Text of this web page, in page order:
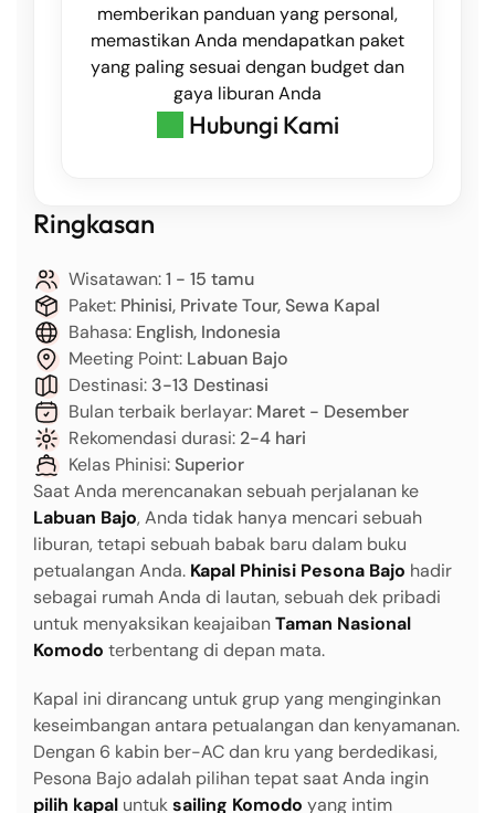
Ringkasan
Wisatawan:1 - 15 tamu
Paket: Phinisi, Private Tour, Sewa Kapal
Bahasa: English, Indonesia
Meeting Point: Labuan Bajo
Destinasi: 3-13 Destinasi
Bulan terbaik berlayar: Maret - Desember
Rekomendasi durasi: 2-4 hari
Kelas Phinisi:Superior
Saat Anda merencanakan sebuah perjalanan ke
Labuan Bajo, Anda tidak hanya mencari sebuah
liburan, tetapi sebuah babak baru dalam buku
petualangan Anda. Kapal Phinisi Pesona Bajo hadir
sebagai rumah Anda di lautan, sebuah dek pribadi
untuk menyaksikan keajaibanTaman Nasional
Komodo terbentang di depan mata.
Kapal ini dirancang untuk grup yang menginginkan
keseimbangan antara petualangan dan kenyamanan.
Dengan 6 kabin ber-AC dan kru yang berdedikasi,
Pesona Bajo adalah pilihan tepat saat Anda ingin
pilih kapal untuksailing Komodo yang intim
memberikan panduan yang personal,
memastikan Anda mendapatkan paket
yang paling sesuai dengan budget dan
gaya liburan Anda
Hubungi Kami